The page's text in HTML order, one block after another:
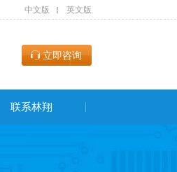
中文版 英文版
立即咨询
联系林翔